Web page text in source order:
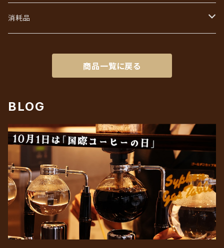
初回限定お試しセット
インスタントコーヒーギフト
フレッシュ・シュガー・ガムシロ
消耗品
商品一覧に戻る
BLOG